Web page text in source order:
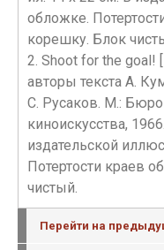
обложке.
корешку. Блок
2. Shoot for the
авторы текста А.
С. Русаков. М.: Бюро
киноискусства,
издательской
Потертости краев
чистый.
Перейти на